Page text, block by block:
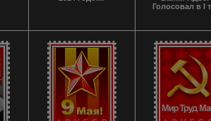
Голосовал в I